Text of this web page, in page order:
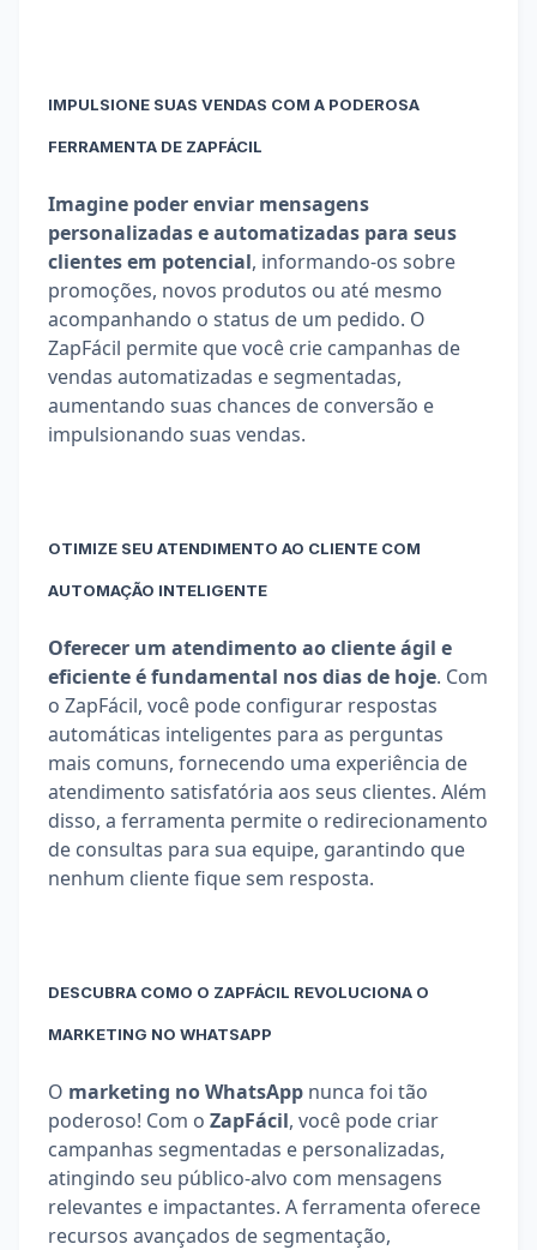
IMPULSIONE SUAS VENDAS COM A PODEROSA
FERRAMENTA DE ZAPFÁCIL
Imagine poder enviar mensagens
personalizadas e automatizadas para seus
clientes em potencial, informando-os sobre
promoções, novos produtos ou até mesmo
acompanhando o status de um pedido. O
ZapFácil permite que você crie campanhas de
vendas automatizadas e segmentadas,
aumentando suas chances de conversão e
impulsionando suas vendas.
OTIMIZE SEU ATENDIMENTO AO CLIENTE COM
AUTOMAÇÃO INTELIGENTE
Oferecer um atendimento ao cliente ágil e
eficiente é fundamental nos dias de hoje. Com
o ZapFácil, você pode configurar respostas
automáticas inteligentes para as perguntas
mais comuns, fornecendo uma experiência de
atendimento satisfatória aos seus clientes. Além
disso, a ferramenta permite o redirecionamento
de consultas para sua equipe, garantindo que
nenhum cliente fique sem resposta.
DESCUBRA COMO O ZAPFÁCIL REVOLUCIONA O
MARKETING NO WHATSAPP
O marketing no WhatsApp nunca foi tão
poderoso! Com o ZapFácil, você pode criar
campanhas segmentadas e personalizadas,
atingindo seu público-alvo com mensagens
relevantes e impactantes. A ferramenta oferece
recursos avançados de segmentação,